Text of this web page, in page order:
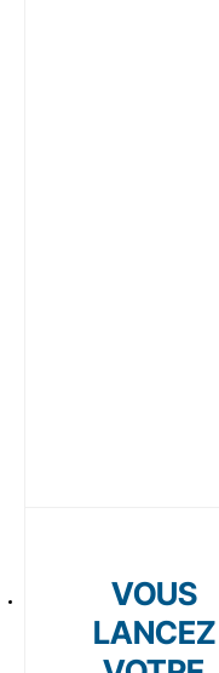
VOUS
LANCEZ